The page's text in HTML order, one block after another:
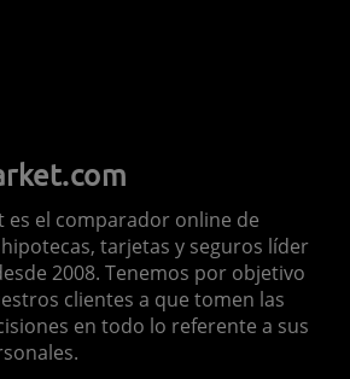
es el comparador online de
tarjetas y seguros líder
2008. Tenemos por objetivo
clientes a que tomen las
en todo lo referente a sus